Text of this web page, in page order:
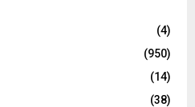
(4)
(950)
(14)
(38)